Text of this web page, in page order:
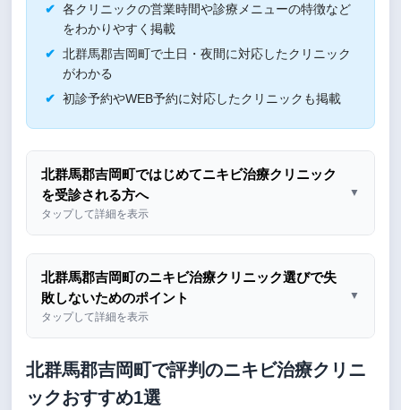
各クリニックの営業時間や診療メニューの特徴など
をわかりやすく掲載
北群馬郡吉岡町で土日・夜間に対応したクリニック
がわかる
初診予約やWEB予約に対応したクリニックも掲載
北群馬郡吉岡町ではじめてニキビ治療クリニック
を受診される方へ
タップして詳細を表示
▼
北群馬郡吉岡町のニキビ治療クリニック選びで失
敗しないためのポイント
タップして詳細を表示
▼
北群馬郡吉岡町で評判のニキビ治療クリニ
ックおすすめ1選